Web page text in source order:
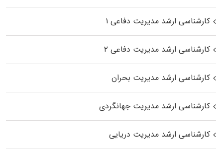
کارشناسی ارشد مدیریت دفاعی ۱
کارشناسی ارشد مدیریت دفاعی ۲
کارشناسی ارشد مدیریت بحران
کارشناسی ارشد مدیریت جهانگردی
کارشناسی ارشد مدیریت دریایی